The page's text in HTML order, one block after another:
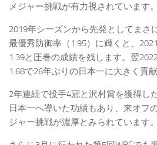
メジャー挑戦が有力視されています。
2019年シーズンから先発としてまさ
最優秀防御率（1.95）に輝くと、
1.39と圧巻の成績を残します。翌
1.68で26年ぶりの日本一に大きく貢献
2年連続で投手4冠と沢村賞を獲得し
日本一へ導いた功績もあり、来オフ
ジャー挑戦が濃厚とみられています。